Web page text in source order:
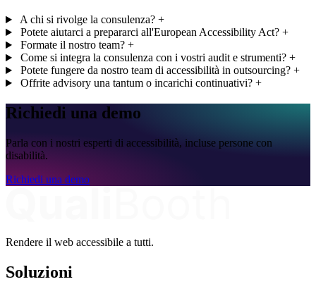
A chi si rivolge la consulenza? +
Potete aiutarci a prepararci all'European Accessibility Act? +
Formate il nostro team? +
Come si integra la consulenza con i vostri audit e strumenti? +
Potete fungere da nostro team di accessibilità in outsourcing? +
Offrite advisory una tantum o incarichi continuativi? +
Richiedi una demo
Parla con i nostri esperti di accessibilità, incluse persone con
disabilità.
Richiedi una demo
Rendere il web accessibile a tutti.
Soluzioni